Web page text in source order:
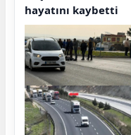
hayatını kaybetti